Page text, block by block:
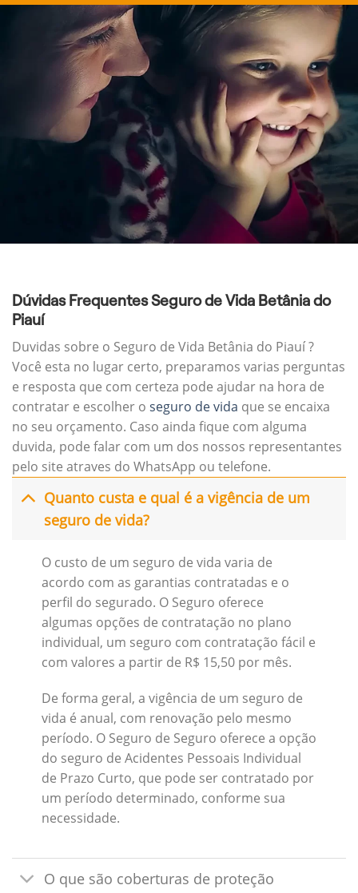
Dúvidas Frequentes Seguro de Vida Betânia do
Piauí
Duvidas sobre o Seguro de Vida Betânia do Piauí ?
Você esta no lugar certo, preparamos varias perguntas
e resposta que com certeza pode ajudar na hora de
contratar e escolher o seguro de vida que se encaixa
no seu orçamento. Caso ainda fique com alguma
duvida, pode falar com um dos nossos representantes
pelo site atraves do WhatsApp ou telefone.
Quanto custa e qual é a vigência de um
seguro de vida?
O custo de um seguro de vida varia de
acordo com as garantias contratadas e o
perfil do segurado. O Seguro oferece
algumas opções de contratação no plano
individual, um seguro com contratação fácil e
com valores a partir de R$ 15,50 por mês.
De forma geral, a vigência de um seguro de
vida é anual, com renovação pelo mesmo
período. O Seguro de Seguro oferece a opção
do seguro de Acidentes Pessoais Individual
de Prazo Curto, que pode ser contratado por
um período determinado, conforme sua
necessidade.
O que são coberturas de proteção